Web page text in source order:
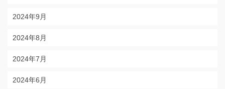
2024年9月
2024年8月
2024年7月
2024年6月